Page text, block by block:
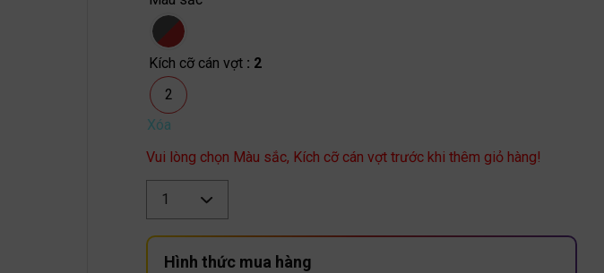
Kích cỡ cán vợt : 2
2
Xóa
Vui lòng chọn Màu sắc, Kích cỡ cán vợt trước khi thêm giỏ hàng!
Số
lượng
Hình thức mua hàng